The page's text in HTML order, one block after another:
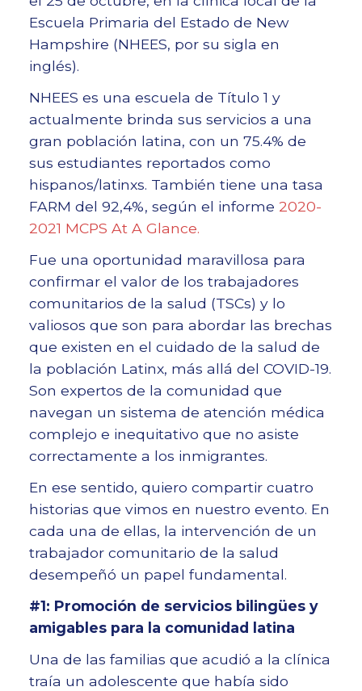
Escuela Primaria del Estado de New
Hampshire (NHEES, por su sigla en
inglés).
NHEES es una escuela de Título 1 y
actualmente brinda sus servicios a una
gran población latina, con un 75.4% de
sus estudiantes reportados como
hispanos/latinxs. También tiene una tasa
FARM del 92,4%, según el informe 2020-
2021 MCPS At A Glance.
Fue una oportunidad maravillosa para
confirmar el valor de los trabajadores
comunitarios de la salud (TSCs) y lo
valiosos que son para abordar las brechas
que existen en el cuidado de la salud de
la población Latinx, más allá del COVID-19.
Son expertos de la comunidad que
navegan un sistema de atención médica
complejo e inequitativo que no asiste
correctamente a los inmigrantes.
En ese sentido, quiero compartir cuatro
historias que vimos en nuestro evento. En
cada una de ellas, la intervención de un
trabajador comunitario de la salud
desempeñó un papel fundamental.
#1: Promoción de servicios bilingües y
amigables para la comunidad latina
Una de las familias que acudió a la clínica
traía un adolescente que había sido